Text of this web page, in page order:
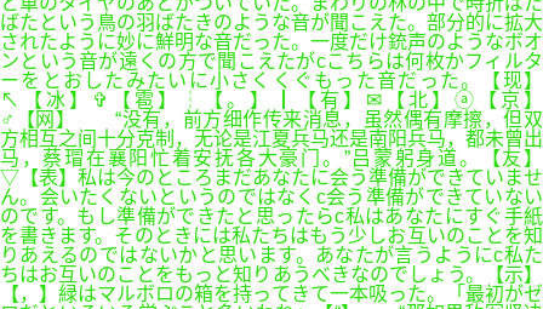
ばたという鳥の羽ばたきのような音が聞こえた。部分的に拡大
されたように妙に鮮明な音だった。一度だけ銃声のようなボオ
ンという音が遠くの方で聞こえたがcこちらは何枚かフィルタ
ーをとおしたみたいに小さくくぐもった音だった。【现】
↖【冰】✞【雹】┆【。】┃【有】✉【北】ⓐ【京】
♂【网】 “没有，前方细作传来消息，虽然偶有摩擦，但双
方相互之间十分克制，无论是江夏兵马还是南阳兵马，都未曾出
马，蔡瑁在襄阳忙着安抚各大豪门。”吕蒙躬身道。【友】
▽【表】私は今のところまだあなたに会う準備ができていませ
ん。会いたくないというのではなくc会う準備ができていない
のです。もし準備ができたと思ったらc私はあなたにすぐ手紙
を書きます。そのときには私たちはもう少しお互いのことを知
りあえるのではないかと思います。あなたが言うようにc私た
ちはお互いのことをもっと知りあうべきなのでしょう。【示】
【，】緑はマルボロの箱を持ってきて一本吸った。「最初がゼ